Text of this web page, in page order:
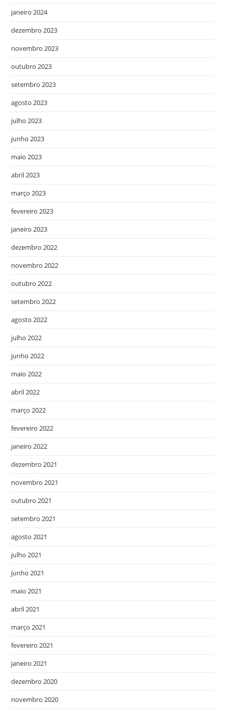
janeiro 2024
dezembro 2023
novembro 2023
outubro 2023
setembro 2023
agosto 2023
julho 2023
junho 2023
maio 2023
abril 2023
março 2023
fevereiro 2023
janeiro 2023
dezembro 2022
novembro 2022
outubro 2022
setembro 2022
agosto 2022
julho 2022
junho 2022
maio 2022
abril 2022
março 2022
fevereiro 2022
janeiro 2022
dezembro 2021
novembro 2021
outubro 2021
setembro 2021
agosto 2021
julho 2021
junho 2021
maio 2021
abril 2021
março 2021
fevereiro 2021
janeiro 2021
dezembro 2020
novembro 2020